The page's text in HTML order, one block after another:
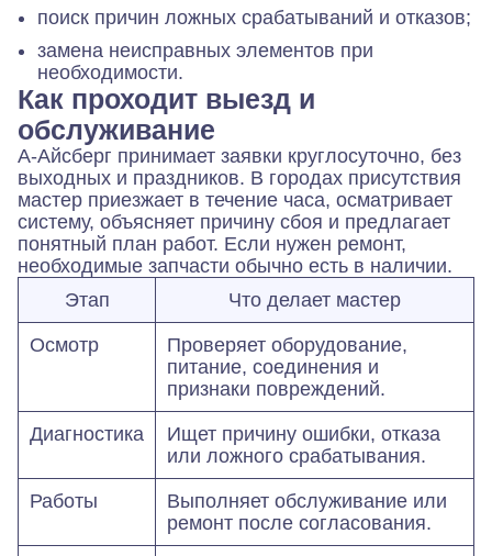
поиск причин ложных срабатываний и отказов;
замена неисправных элементов при
необходимости.
Как проходит выезд и
обслуживание
А-Айсберг принимает заявки круглосуточно, без
выходных и праздников. В городах присутствия
мастер приезжает в течение часа, осматривает
систему, объясняет причину сбоя и предлагает
понятный план работ. Если нужен ремонт,
необходимые запчасти обычно есть в наличии.
Этап
Что делает мастер
Осмотр
Проверяет оборудование,
питание, соединения и
признаки повреждений.
Диагностика
Ищет причину ошибки, отказа
или ложного срабатывания.
Работы
Выполняет обслуживание или
ремонт после согласования.